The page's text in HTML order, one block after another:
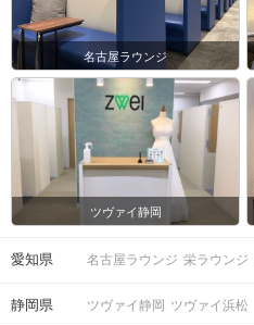
名古屋ラウンジ
ツヴァイ静岡
愛知県 名古屋ラウンジ 栄ラウンジ
静岡県 ツヴァイ静岡 ツヴァイ浜松